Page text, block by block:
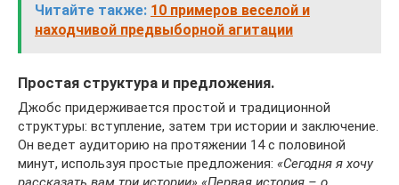
Читайте также: 10 примеров веселой и
находчивой предвыборной агитации
Простая структура и предложения.
Джобс придерживается простой и традиционной
структуры: вступление, затем три истории и заключение.
Он ведет аудиторию на протяжении 14 с половиной
минут, используя простые предложения: «Сегодня я хочу